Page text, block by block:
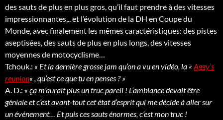
des sauts de plus en plus gros, qu’il faut prendre à des vitesses
impressionnantes,.. et l’évolution de la DH en Coupe du
Monde, avec finalement les mêmes caractéristiques: des pistes
aseptisées, des sauts de plus en plus longs, des vitesses
moyennes de motocyclisme…
Tchouk.: « Et la dernière grosse jam qu’on a vu en vidéo, la « Aggy’s
reunion« , qu’est ce que tu en penses ? »
A. D.: « ça m’aurait plus un truc pareil ! L’ambiance devait être
géniale et c’est avant-tout cet état d’esprit qui me décide à aller sur
un événement… Et puis ces sauts énormes, c’est mon truc !